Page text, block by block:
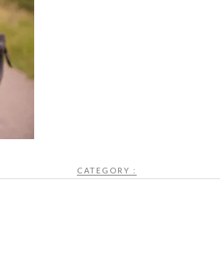
CATEGORY :